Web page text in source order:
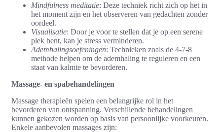
Mindfulness meditatie: Deze techniek richt zich op het in
het moment zijn en het observeren van gedachten zonder
oordeel.
Visualisatie: Door je voor te stellen dat je op een serene
plek bent, kan je stress verminderen.
Ademhalingsoefeningen: Technieken zoals de 4-7-8
methode helpen om de ademhaling te reguleren en een
staat van kalmte te bevorderen.
Massage- en spabehandelingen
Massage therapieën spelen een belangrijke rol in het
bevorderen van ontspanning. Verschillende behandelingen
kunnen gekozen worden op basis van persoonlijke voorkeuren.
Enkele aanbevolen massages zijn: